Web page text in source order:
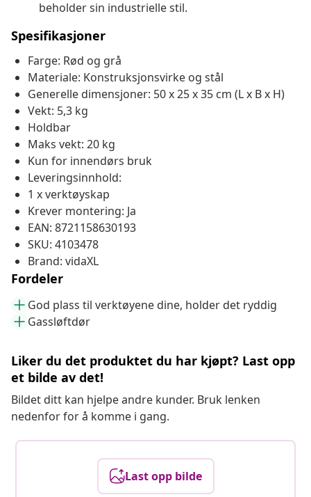
beholder sin industrielle stil.
Spesifikasjoner
Farge: Rød og grå
Materiale: Konstruksjonsvirke og stål
Generelle dimensjoner: 50 x 25 x 35 cm (L x B x H)
Vekt: 5,3 kg
Holdbar
Maks vekt: 20 kg
Kun for innendørs bruk
Leveringsinnhold:
1 x verktøyskap
Krever montering: Ja
EAN: 8721158630193
SKU: 4103478
Brand: vidaXL
Fordeler
God plass til verktøyene dine, holder det ryddig
Gassløftdør
Liker du det produktet du har kjøpt? Last opp
et bilde av det!
Bildet ditt kan hjelpe andre kunder. Bruk lenken
nedenfor for å komme i gang.
Last opp bilde